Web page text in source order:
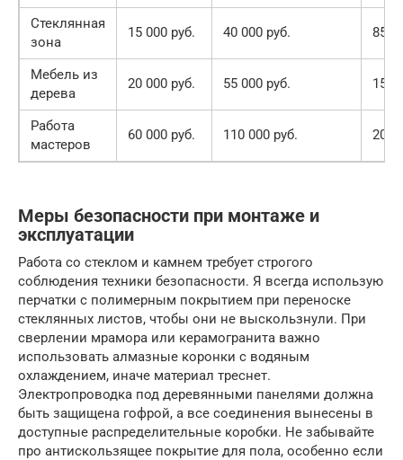
Стеклянная
зона
15 000 руб. 40 000 руб. 85
Мебель из
дерева
20 000 руб. 55 000 руб. 150
Работа
мастеров
60 000 руб. 110 000 руб. 200
Меры безопасности при монтаже и
эксплуатации
Работа со стеклом и камнем требует строгого
соблюдения техники безопасности. Я всегда использую
перчатки с полимерным покрытием при переноске
стеклянных листов, чтобы они не выскользнули. При
сверлении мрамора или керамогранита важно
использовать алмазные коронки с водяным
охлаждением, иначе материал треснет.
Электропроводка под деревянными панелями должна
быть защищена гофрой, а все соединения вынесены в
доступные распределительные коробки. Не забывайте
про антискользящее покрытие для пола, особенно если